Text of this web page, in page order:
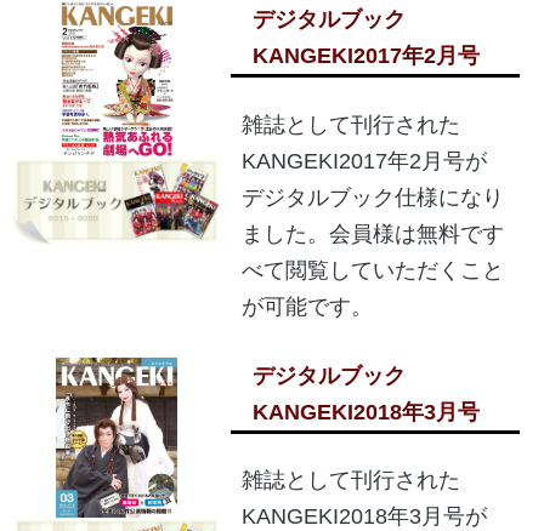
デジタルブック
KANGEKI2017年2月号
雑誌として刊行された
KANGEKI2017年2月号が
デジタルブック仕様になり
ました。会員様は無料です
べて閲覧していただくこと
が可能です。
デジタルブック
KANGEKI2018年3月号
雑誌として刊行された
KANGEKI2018年3月号が